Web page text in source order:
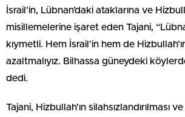
İsrail’in, Lübnan’daki ataklarına ve
misillemelerine işaret eden Tajani,
kıymetli. Hem İsrail’in hem de Hizbullah’ın
azaltmalıyız. Bilhassa güneydeki
dedi.
Tajani, Hizbullah’ın silahsızlandırılması